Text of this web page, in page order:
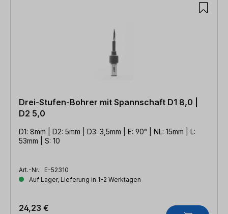
Drei-Stufen-Bohrer mit Spannschaft D1 8,0 |
D2 5,0
D1: 8mm | D2: 5mm | D3: 3,5mm | E: 90° | NL: 15mm | L:
53mm | S: 10
Art.-Nr.: E-52310
Auf Lager, Lieferung in 1-2 Werktagen
24,23 €